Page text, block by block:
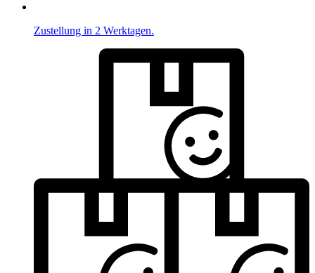
Zustellung in 2 Werktagen.